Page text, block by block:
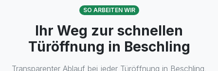
SO ARBEITEN WIR
Ihr Weg zur schnellen
Türöffnung in Beschling
Transparenter Ablauf bei jeder Türöffnung in Beschling,